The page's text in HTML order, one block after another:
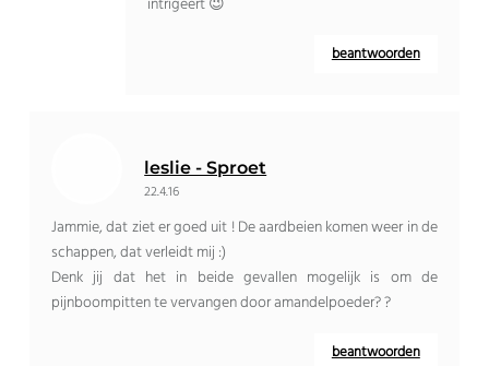
beantwoorden
leslie - Sproet
22.4.16
Jammie, dat ziet er goed uit ! De aardbeien komen weer in de
schappen, dat verleidt mij :)
Denk jij dat het in beide gevallen mogelijk is om de
pijnboompitten te vervangen door amandelpoeder? ?
beantwoorden